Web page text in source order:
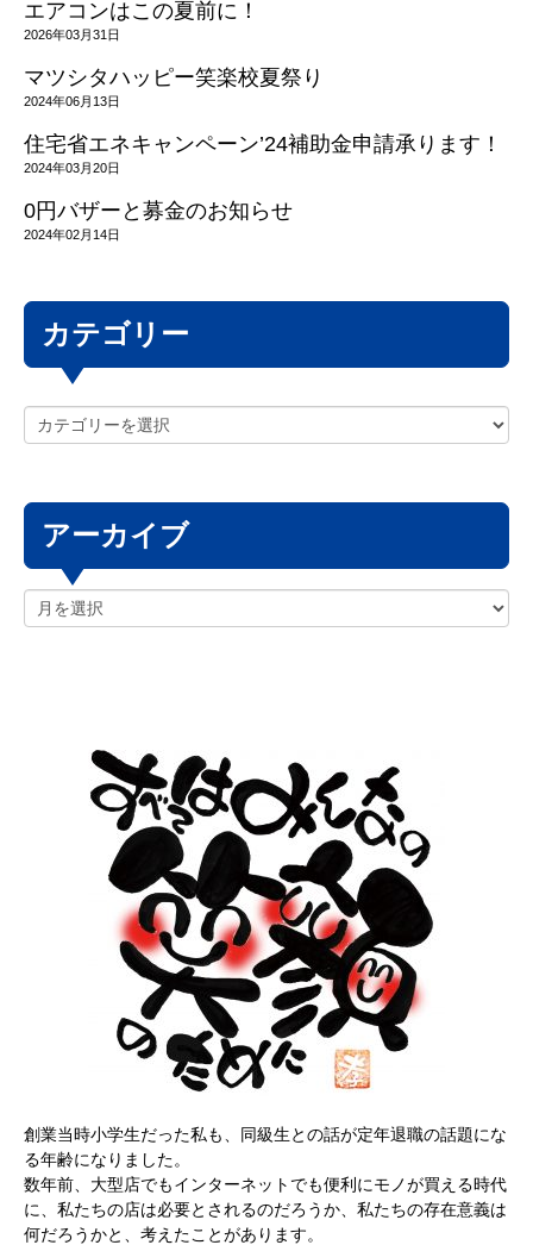
エアコンはこの夏前に！
2026年03月31日
マツシタハッピー笑楽校夏祭り
2024年06月13日
住宅省エネキャンペーン’24補助金申請承ります！
2024年03月20日
0円バザーと募金のお知らせ
2024年02月14日
カテゴリー
アーカイブ
創業当時小学生だった私も、同級生との話が定年退職の話題にな
る年齢になりました。
数年前、大型店でもインターネットでも便利にモノが買える時代
に、私たちの店は必要とされるのだろうか、私たちの存在意義は
何だろうかと、考えたことがあります。